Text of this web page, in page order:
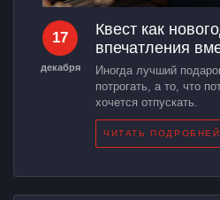
17
декабря
Квест как
впечатления
Иногда лучший
потрогать, а то, что
хочется отпускать.
ЧИТАТЬ ПОДРОБНЕЙ